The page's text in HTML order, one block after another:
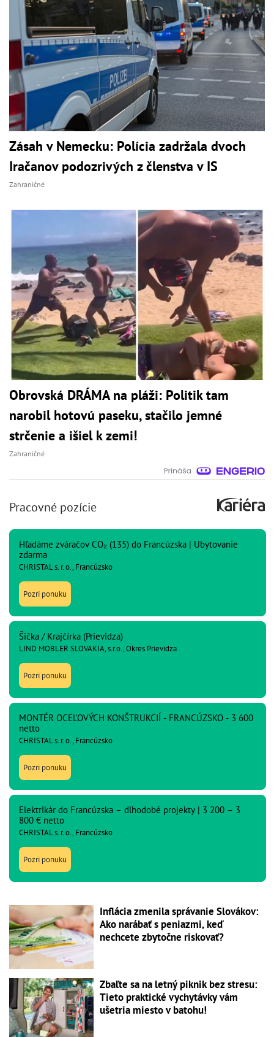
Zásah v Nemecku: Polícia zadržala dvoch
Iračanov podozrivých z členstva v IS
Zahraničné
Obrovská DRÁMA na pláži: Politik tam
narobil hotovú paseku, stačilo jemné
strčenie a išiel k zemi!
Zahraničné
Pracovné pozície
Hľadáme zváračov CO₂ (135) do Francúzska | Ubytovanie
zdarma
CHRISTAL s. r. o., Francúzsko
Pozri ponuku
Šička / Krajčírka (Prievidza)
LIND MOBLER SLOVAKIA, s.r.o., Okres Prievidza
Pozri ponuku
MONTÉR OCEĽOVÝCH KONŠTRUKCIÍ - FRANCÚZSKO - 3 600
netto
CHRISTAL s. r. o., Francúzsko
Pozri ponuku
Elektrikár do Francúzska – dlhodobé projekty | 3 200 – 3
800 € netto
CHRISTAL s. r. o., Francúzsko
Pozri ponuku
Inflácia zmenila správanie Slovákov:
Ako narábať s peniazmi, keď
nechcete zbytočne riskovať?
Zbaľte sa na letný piknik bez stresu:
Tieto praktické vychytávky vám
ušetria miesto v batohu!